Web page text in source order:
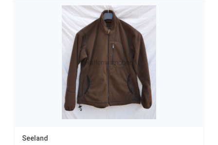
Seeland